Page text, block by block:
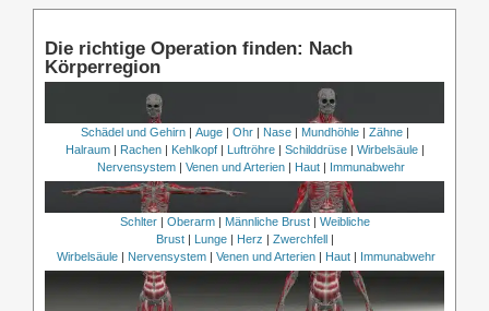
Die richtige Operation finden: Nach
Körperregion
Schädel und Gehirn| Auge| Ohr| Nase| Mundhöhle| Zähne|
Halraum| Rachen| Kehlkopf| Luftröhre| Schilddrüse| Wirbelsäule|
Nervensystem | Venen und Arterien | Haut | Immunabwehr
Schlter| Oberarm| Männliche Brust| Weibliche
Brust| Lunge| Herz | Zwerchfell|
Wirbelsäule | Nervensystem | Venen und Arterien | Haut | Immunabwehr